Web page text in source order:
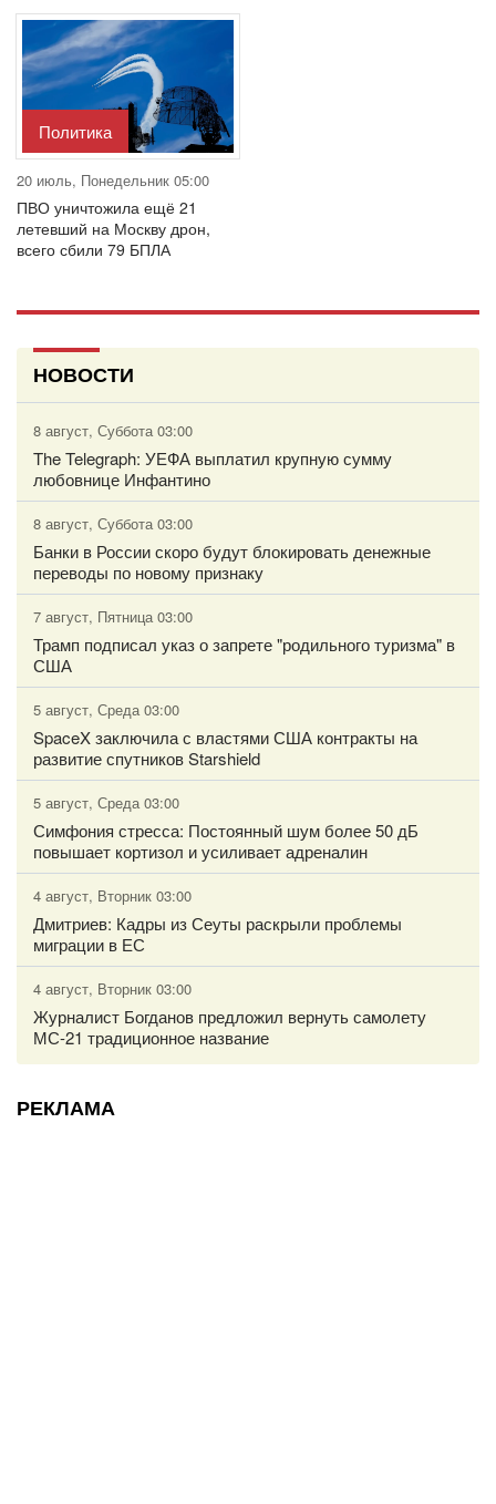
Политика
20 июль, Понедельник 05:00
ПВО уничтожила ещё 21
летевший на Москву дрон,
всего сбили 79 БПЛА
НОВОСТИ
8 август, Суббота 03:00
The Telegraph: УЕФА выплатил крупную сумму
любовнице Инфантино
8 август, Суббота 03:00
Банки в России скоро будут блокировать денежные
переводы по новому признаку
7 август, Пятница 03:00
Трамп подписал указ о запрете "родильного туризма" в
США
5 август, Среда 03:00
SpaceX заключила с властями США контракты на
развитие спутников Starshield
5 август, Среда 03:00
Симфония стресса: Постоянный шум более 50 дБ
повышает кортизол и усиливает адреналин
4 август, Вторник 03:00
Дмитриев: Кадры из Сеуты раскрыли проблемы
миграции в ЕС
4 август, Вторник 03:00
Журналист Богданов предложил вернуть самолету
МС-21 традиционное название
РЕКЛАМА